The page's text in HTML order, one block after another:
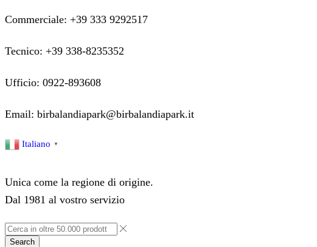
Commerciale: +39 333 9292517
Tecnico: +39 338-8235352
Ufficio: 0922-893608
Email: birbalandiapark@birbalandiapark.it
Facebook
Instagram
YoutubeItaliano ▼
Unica come la regione di origine.
Dal 1981 al vostro servizio
Search